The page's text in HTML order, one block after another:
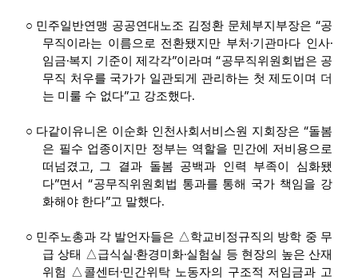
○ 민주일반연맹 공공연대노조 김정환 문체부지부장은 “공
무직이라는 이름으로 전환됐지만 부처 ·기관마다 인사·
임금·복지 기준이 제각각”이라며“공무직위원회법은 공
무직 처우를 국가가 일관되게 관리하는 첫 제도이며 더
는 미룰 수 없다”고 강조했다.
○ 다같이유니온 이순화 인천사회서비스원 지회장은 “돌봄
은 필수 업종이지만 정부는 역할을 민간에 저비용으로
떠넘겼고,
그 결과 돌봄 공백과 인력 부족이 심화됐
다”면서“공무직위원회법 통과를 통해 국가 책임을 강
화해야 한다”고 말했다.
○ 민주노총과 각 발언자들은 △학교비정규직의 방학 중 무
급 상태
△급식실·환경미화·실험실 등 현장의 높은 산재
위험
△ 콜센터 ·민간위탁 노동자의 구조적 저임금과 고